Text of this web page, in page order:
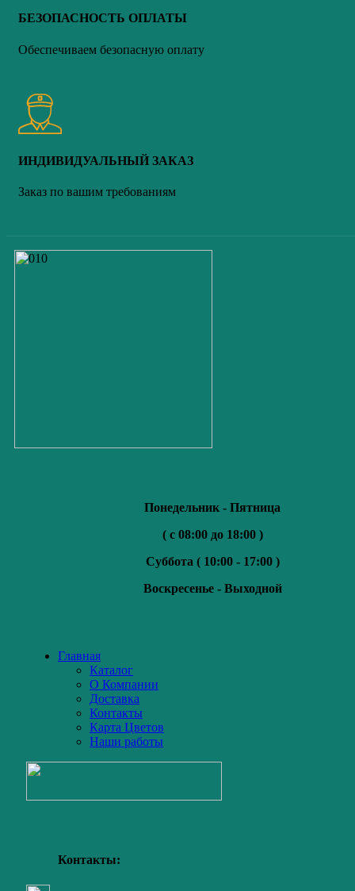
БЕЗОПАСНОСТЬ ОПЛАТЫ
Обеспечиваем безопасную оплату
ИНДИВИДУАЛЬНЫЙ ЗАКАЗ
Заказ по вашим требованиям
Понедельник - Пятница
( с 08:00 до 18:00 )
Суббота ( 10:00 - 17:00 )
Воскресенье - Выходной
Главная
Каталог
О Компании
Доставка
Контакты
Карта Цветов
Наши работы
Контакты: